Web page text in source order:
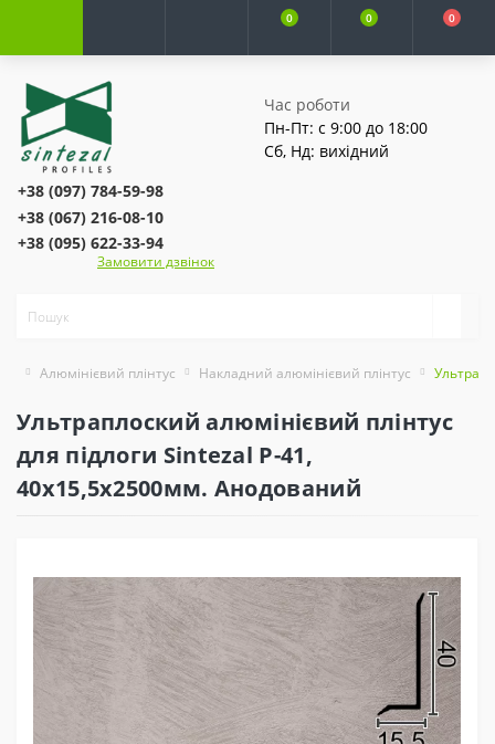
0 0 0
Час роботи
Пн-Пт: с 9:00 до 18:00
Сб, Нд: вихідний
+38 (097) 784-59-98
+38 (067) 216-08-10
+38 (095) 622-33-94
Замовити дзвінок
Алюмінієвий плінтус Накладний алюмінієвий плінтус
Ультраплоский алюмінієвий плінтус
для підлоги Sintezal P-41,
40х15,5х2500мм. Анодований